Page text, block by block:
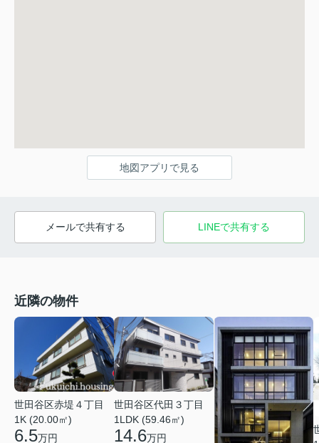
地図アプリで見る
メールで共有する LINEで共有する
近隣の物件
世田谷区赤堤４丁目
1K (20.00㎡)
6.5万円
世田谷区代田３丁目
1LDK (59.46㎡)
14.6万円